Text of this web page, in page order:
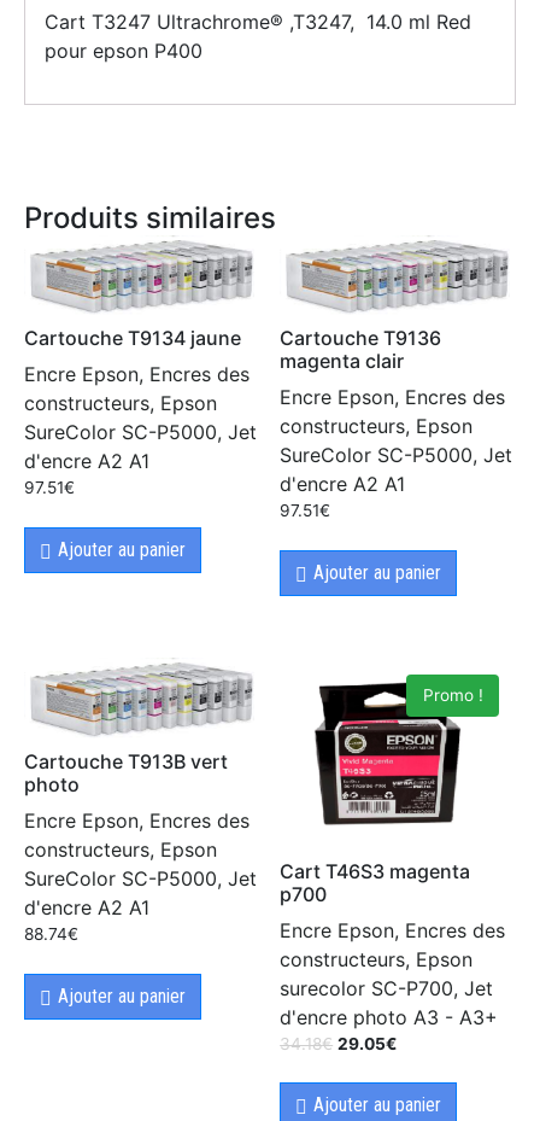
Cart T3247 Ultrachrome® ,T3247, 14.0 ml Red
pour epson P400
Produits similaires
Cartouche T9134 jaune
Encre Epson, Encres des
constructeurs, Epson
SureColor SC-P5000, Jet
d'encre A2 A1
97.51€
Ajouter au panier
Cartouche T9136
magenta clair
Encre Epson, Encres des
constructeurs, Epson
SureColor SC-P5000, Jet
d'encre A2 A1
97.51€
Ajouter au panier
Cartouche T913B vert
photo
Encre Epson, Encres des
constructeurs, Epson
SureColor SC-P5000, Jet
d'encre A2 A1
88.74€
Ajouter au panier
Promo !
Cart T46S3 magenta
p700
Encre Epson, Encres des
constructeurs, Epson
surecolor SC-P700, Jet
d'encre photo A3 - A3+
34.18€ 29.05€
Ajouter au panier